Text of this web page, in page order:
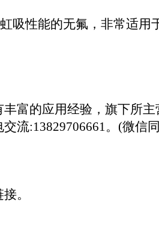
吸性能的无氟 ，非常适用
富的应用经验，旗下所
流:13829706661。(微信
。